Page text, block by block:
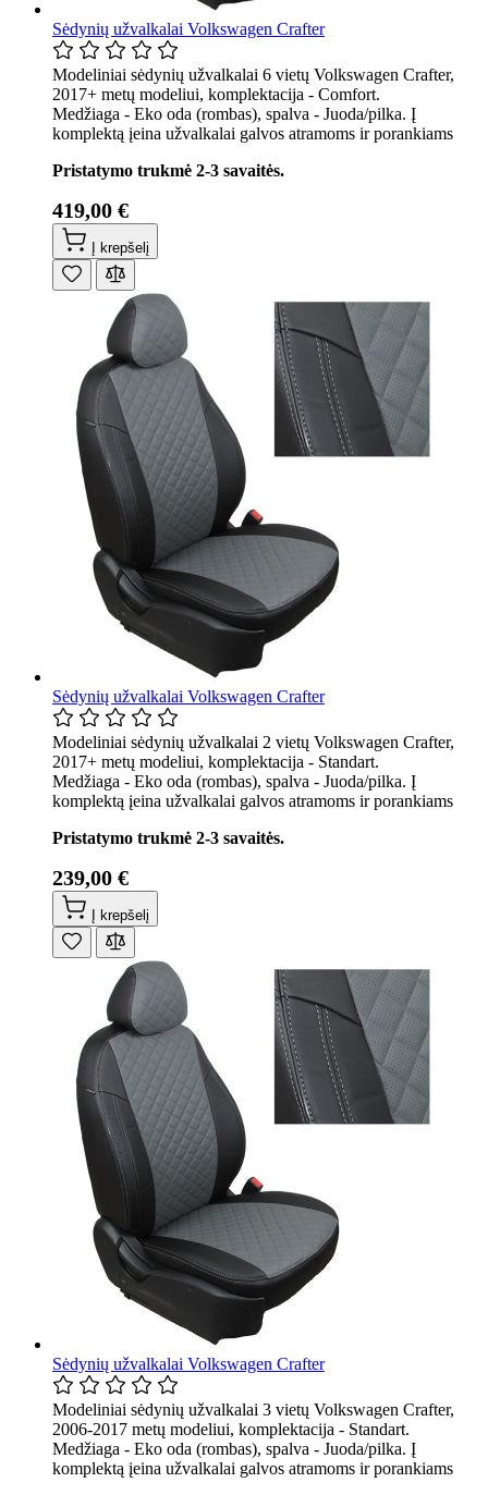
Sėdynių užvalkalai Volkswagen Crafter
Modeliniai sėdynių užvalkalai 6 vietų Volkswagen Crafter,
2017+ metų modeliui, komplektacija - Comfort.
Medžiaga - Eko oda (rombas), spalva - Juoda/pilka. Į
komplektą įeina užvalkalai galvos atramoms ir porankiams
Pristatymo trukmė 2-3 savaitės.
419,00 €
Į krepšelį
Sėdynių užvalkalai Volkswagen Crafter
Modeliniai sėdynių užvalkalai 2 vietų Volkswagen Crafter,
2017+ metų modeliui, komplektacija - Standart.
Medžiaga - Eko oda (rombas), spalva - Juoda/pilka. Į
komplektą įeina užvalkalai galvos atramoms ir porankiams
Pristatymo trukmė 2-3 savaitės.
239,00 €
Į krepšelį
Sėdynių užvalkalai Volkswagen Crafter
Modeliniai sėdynių užvalkalai 3 vietų Volkswagen Crafter,
2006-2017 metų modeliui, komplektacija - Standart.
Medžiaga - Eko oda (rombas), spalva - Juoda/pilka. Į
komplektą įeina užvalkalai galvos atramoms ir porankiams